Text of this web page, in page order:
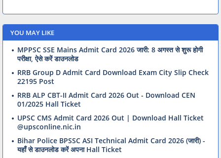
YOU MAY LIKE
MPPSC SSE Mains Admit Card 2026 जारी: 8 अगस्त से शुरू होगी
परीक्षा, ऐसे करें डाउनलोड
RRB Group D Admit Card Download Exam City Slip Check
22195 Post
RRB ALP CBT-II Admit Card 2026 Out - Download CEN
01/2025 Hall Ticket
UPSC CMS Admit Card 2026 Out | Download Hall Ticket
@upsconline.nic.in
Bihar Police BPSSC ASI Technical Admit Card 2026 (जारी) -
यहाँ से डाउनलोड करें अपना Hall Ticket